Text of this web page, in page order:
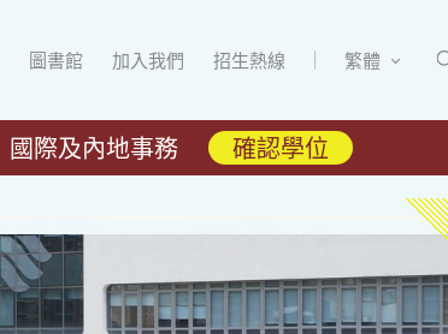
圖書館 加入我們 招生熱線 繁體
國際及內地事務 確認學位